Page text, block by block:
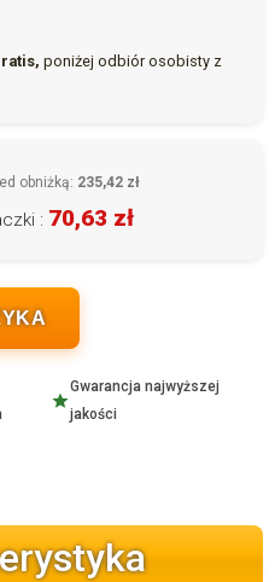
poniżej odbiór osobisty z
obniżką: 235,42 zł
: 70,63 zł
Gwarancja najwyższej
jakości